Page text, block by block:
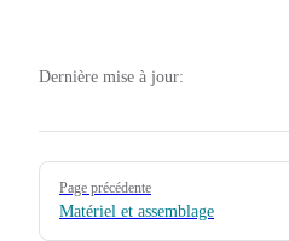
Dernière mise à jour:
Pager
Page précédente
Matériel et assemblage